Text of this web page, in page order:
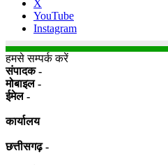
X
YouTube
Instagram
हमसे सम्पर्क करें
संपादक -
मोबाइल -
ईमेल -
कार्यालय
छत्तीसगढ़ -